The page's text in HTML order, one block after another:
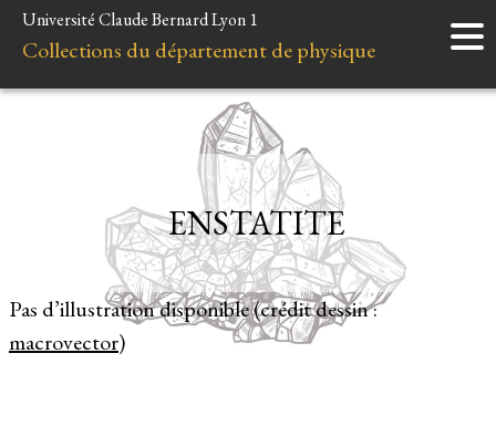
Accueil
Instruments
Liens et ressources
Université Claude Bernard Lyon 1
Collections du département de physique
Pas d’illustration disponible (crédit dessin :
macrovector)
ENSTATITE